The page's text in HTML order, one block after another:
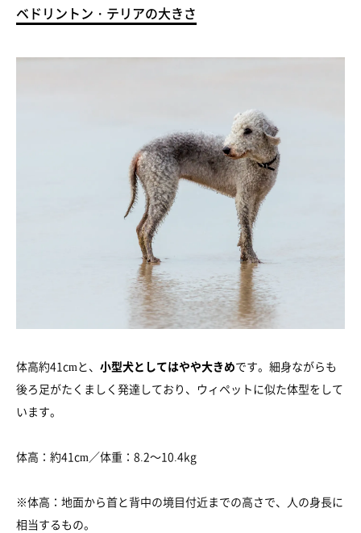
ベドリントン・テリアの大きさ
体高約41cmと、 小型犬としてはやや大きめです。細身ながらも
後ろ足がたくましく発達しており、ウィペットに似た体型をして
います。
体高：約41cm／体重：8.2～10.4kg
※体高：地面から首と背中の境目付近までの高さで、人の身長に
相当するもの。